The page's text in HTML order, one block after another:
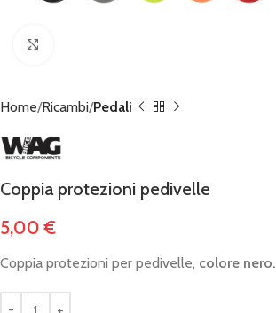
Home Ricambi Pedali
Coppia protezioni pedivelle
5,00€
Coppia protezioni per pedivelle, colore nero.